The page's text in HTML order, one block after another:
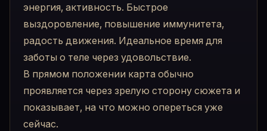
энергия, активность. Быстрое
выздоровление, повышение иммунитета,
радость движения. Идеальное время для
заботы о теле через удовольствие.
В прямом положении карта обычно
проявляется через зрелую сторону сюжета и
показывает, на что можно опереться уже
сейчас.